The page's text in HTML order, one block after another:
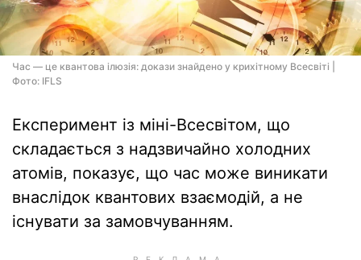
Час — це квантова ілюзія: докази знайдено у крихітному Всесвіті |
Фото: IFLS
Експеримент із міні-Всесвітом, що
складається з надзвичайно холодних
атомів, показує, що час може виникати
внаслідок квантових взаємодій, а не
існувати за замовчуванням.